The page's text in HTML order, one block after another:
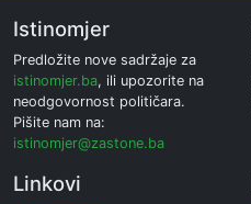
Istinomjer
Predložite nove sadržaje za
istinomjer.ba, ili upozorite na
neodgovornost političara.
Pišite nam na:
istinomjer@zastone.ba
Linkovi